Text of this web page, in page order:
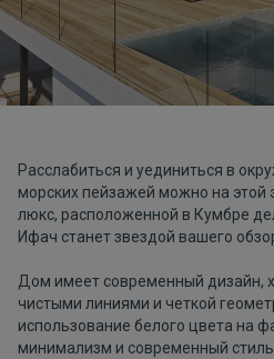
Расслабиться и уединиться в
морских пейзажей можно на этой
люкс, расположенной в Кумбре
Ифач станет звездой вашего
Дом имеет современный дизайн,
чистыми линиями и четкой
использование белого цвета на
минимализм и современный